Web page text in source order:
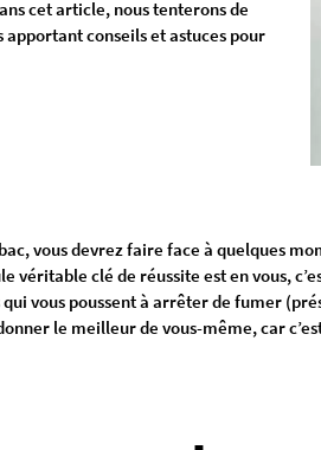
cet article, nous tenterons de
conseils et astuces pour
vous devrez faire face à quelques
véritable clé de réussite est en vous,
vous poussent à arrêter de fumer
le meilleur de vous-même, car